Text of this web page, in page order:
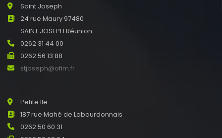
Saint Joseph
24 rue Maury 97480
SAINT JOSEPH Réunion
0262 31 44 00
0262 56 13 88
stjoseph@ofim.fr
Petite Ile
187 rue Mahé de Labourdonnais
0262 50 60 31